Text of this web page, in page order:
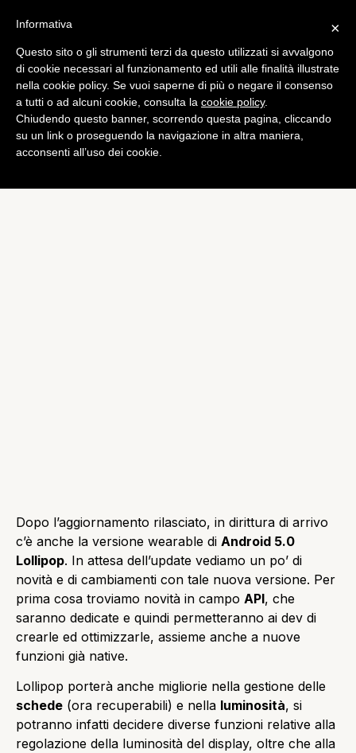
Tech
Android Wear 5.0 Lillipop, le
prime immagini
di Piermanuele Sberni
Dopo l’aggiornamento rilasciato, in dirittura di arrivo
c’è anche la versione wearable di Android 5.0
Lollipop. In attesa dell’update vediamo un po’ di
novità e di cambiamenti con tale nuova versione. Per
prima cosa troviamo novità in campo API, che
saranno dedicate e quindi permetteranno ai dev di
crearle ed ottimizzarle, assieme anche a nuove
funzioni già native.
Lollipop porterà anche migliorie nella gestione delle
schede (ora recuperabili) e nella luminosità, si
potranno infatti decidere diverse funzioni relative alla
regolazione della luminosità del display, oltre che alla
×
Informativa
Questo sito o gli strumenti terzi da questo utilizzati si avvalgono
di cookie necessari al funzionamento ed utili alle finalità illustrate
nella cookie policy. Se vuoi saperne di più o negare il consenso
a tutti o ad alcuni cookie, consulta la cookie policy.
Chiudendo questo banner, scorrendo questa pagina, cliccando
su un link o proseguendo la navigazione in altra maniera,
acconsenti all’uso dei cookie.